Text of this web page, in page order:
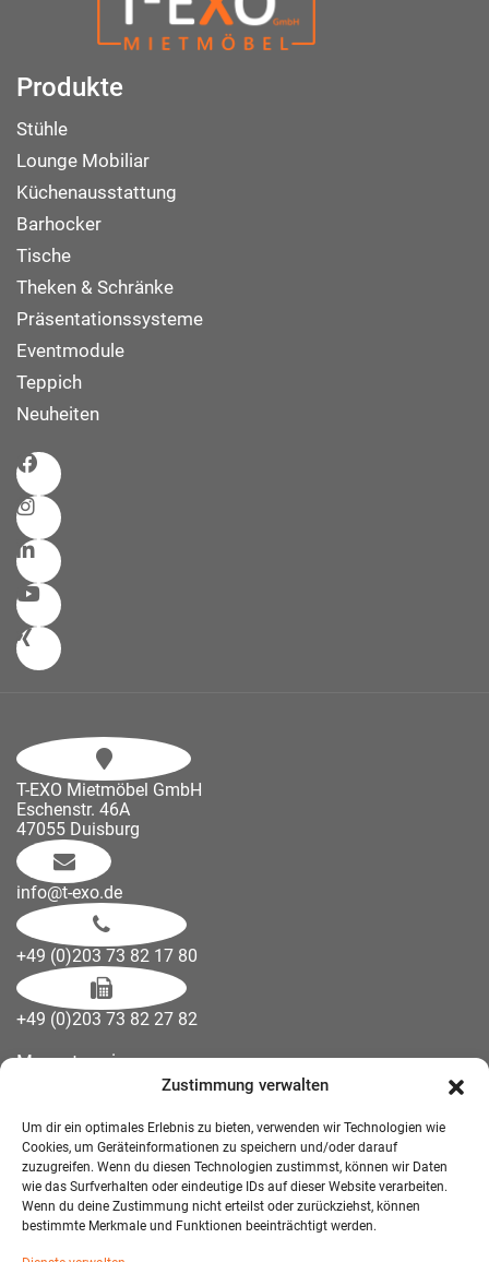
Zustimmung verwalten
Um dir ein optimales Erlebnis zu bieten, verwenden wir Technologien wie
Cookies, um Geräteinformationen zu speichern und/oder darauf
zuzugreifen. Wenn du diesen Technologien zustimmst, können wir Daten
wie das Surfverhalten oder eindeutige IDs auf dieser Website verarbeiten.
Wenn du deine Zustimmung nicht erteilst oder zurückziehst, können
bestimmte Merkmale und Funktionen beeinträchtigt werden.
Produkte
Stühle
Lounge Mobiliar
Küchenausstattung
Barhocker
Tische
Theken & Schränke
Präsentationssysteme
Eventmodule
Teppich
Neuheiten
T-EXO Mietmöbel GmbH
Eschenstr. 46A
47055 Duisburg
info@t-exo.de
+49 (0)203 73 82 17 80
+49 (0)203 73 82 27 82
Messetermine
Downloads
Wandelemente
Über uns
Impressum